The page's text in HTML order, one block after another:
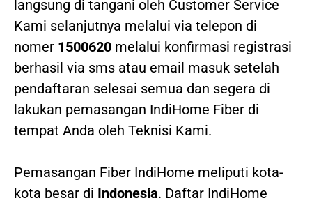
langsung di tangani oleh Customer Service
Kami selanjutnya melalui via telepon di
nomer 1500620 melalui konfirmasi registrasi
berhasil via sms atau email masuk setelah
pendaftaran selesai semua dan segera di
lakukan pemasangan IndiHome Fiber di
tempat Anda oleh Teknisi Kami.
Pemasangan Fiber IndiHome meliputi kota-
kota besar di Indonesia. Daftar IndiHome